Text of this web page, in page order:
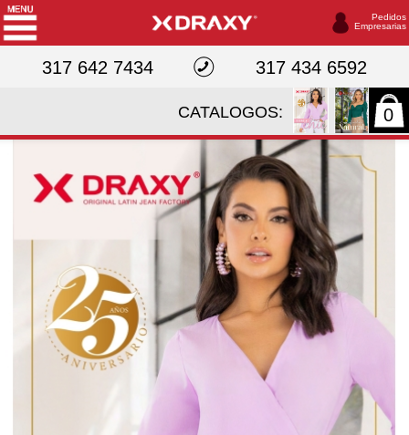
Pedidos
Empresarias
317 642 7434 317 434 6592
CATALOGOS: 0